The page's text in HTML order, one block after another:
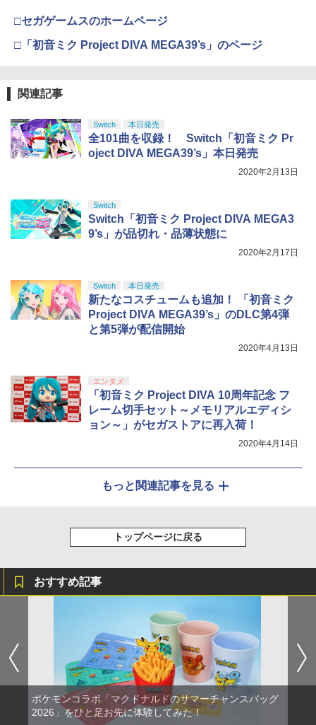
□セガゲームスのホームページ
□「初音ミク Project DIVA MEGA39’s」のページ
関連記事
Switch 本日発売
全101曲を収録！ Switch「初音ミク Pr
oject DIVA MEGA39’s」本日発売
2020年2月13日
Switch
Switch「初音ミク Project DIVA MEGA3
9’s」が品切れ・品薄状態に
2020年2月17日
Switch 本日発売
新たなコスチュームも追加！ 「初音ミク
Project DIVA MEGA39’s」のDLC第4弾
と第5弾が配信開始
2020年4月13日
エンタメ
「初音ミク Project DIVA 10周年記念 フ
レーム切手セット～メモリアルエディシ
ョン～」がセガストアに再入荷！
2020年4月14日
もっと関連記事を見る
トップページに戻る
おすすめ記事
ポケモンコラボ「マクドナルドのサマーチャンスバッグ
2026」をひと足お先に体験してみた！